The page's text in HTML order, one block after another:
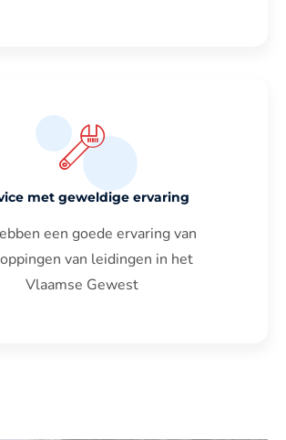
met geweldige ervaring
een goede ervaring van
van leidingen in het
Vlaamse Gewest